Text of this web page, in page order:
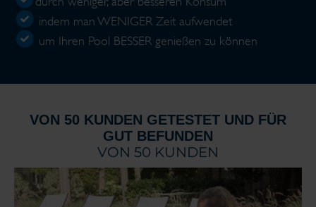
indem man WENIGER Zeit aufwendet
um Ihren Pool BESSER genießen zu können
VON 50 KUNDEN GETESTET UND FÜR
GUT BEFUNDEN
VON 50 KUNDEN